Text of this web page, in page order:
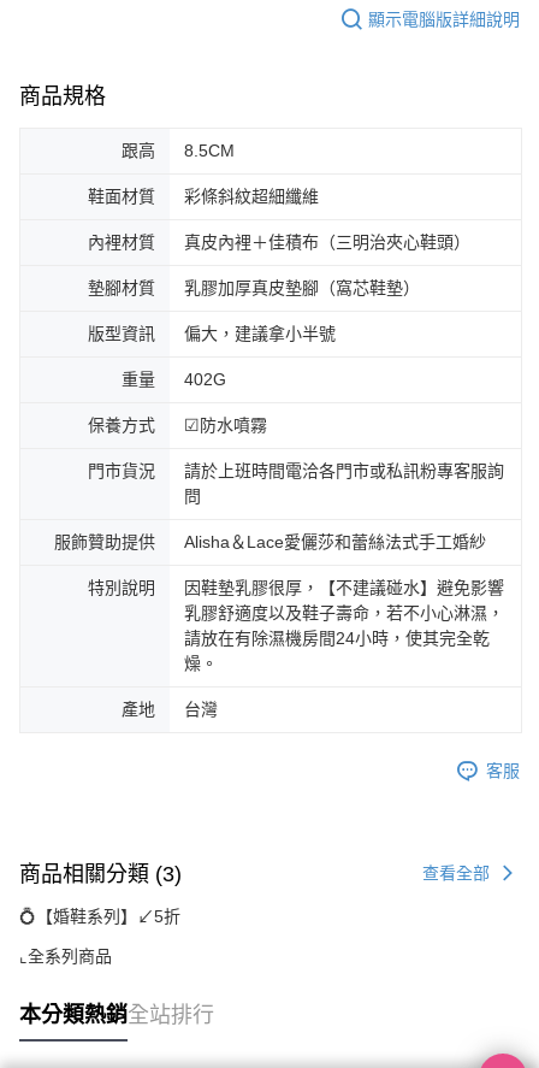
顯示電腦版詳細說明
商品規格
跟高 8.5CM
鞋面材質 彩條斜紋超細纖維
內裡材質 真皮內裡＋佳積布（三明治夾心鞋頭）
墊腳材質 乳膠加厚真皮墊腳（窩芯鞋墊）
版型資訊 偏大，建議拿小半號
重量 402G
保養方式 ☑防水噴霧
門市貨況
請於上班時間電洽各門市或私訊粉專客服詢
問
服飾贊助提供 Alisha＆Lace愛儷莎和蕾絲法式手工婚紗
特別說明
因鞋墊乳膠很厚，【不建議碰水】避免影響
乳膠舒適度以及鞋子壽命，若不小心淋濕，
請放在有除濕機房間24小時，使其完全乾
燥。
產地 台灣
客服
商品相關分類 (3) 查看全部
💍【婚鞋系列】↙︎5折
⌞全系列商品
本分類熱銷全站排行